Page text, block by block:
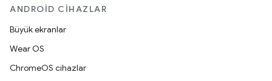
ANDROID CIHAZLAR
Büyük ekranlar
Wear OS
ChromeOS cihazlar